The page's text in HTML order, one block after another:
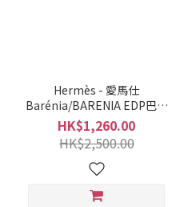
Hermès - 愛馬仕
Barénia/BARENIA EDP巴赫
尼女士濃香水100ml
HK$1,260.00
HK$2,500.00